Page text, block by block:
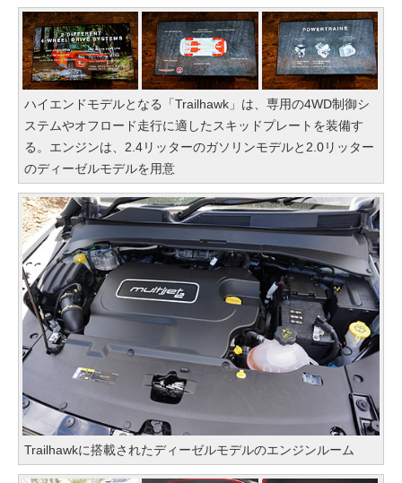
ハイエンドモデルとなる「Trailhawk」は、専用の4WD制御シ
ステムやオフロード走行に適したスキッドプレートを装備す
る。エンジンは、2.4リッターのガソリンモデルと2.0リッター
のディーゼルモデルを用意
Trailhawkに搭載されたディーゼルモデルのエンジンルーム